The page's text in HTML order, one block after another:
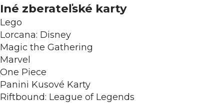
Iné zberateľské karty
Lego
Lorcana: Disney
Magic the Gathering
Marvel
One Piece
Panini Kusové Karty
Riftbound: League of Legends